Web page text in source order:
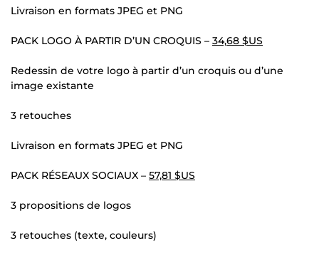
Livraison en formats JPEG et PNG
PACK LOGO À PARTIR D’UN CROQUIS – 34,68 $US
Redessin de votre logo à partir d’un croquis ou d’une
image existante
3 retouches
Livraison en formats JPEG et PNG
PACK RÉSEAUX SOCIAUX – 57,81 $US
3 propositions de logos
3 retouches (texte, couleurs)